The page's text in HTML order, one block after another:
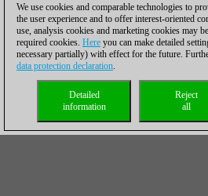
We use cookies and comparable technologies to
the user experience and to offer interest-oriented
use, analysis cookies and marketing cookies may
required cookies. Here you can make detailed
necessary partially) with effect for the future.
data protection declaration.
Reject
all
Detailed
information